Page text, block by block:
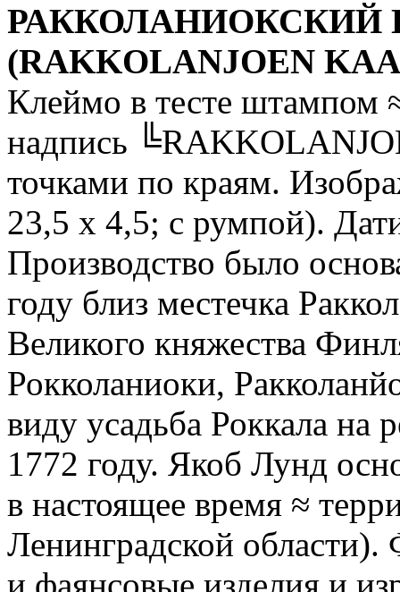
РАККОЛАНИОКСКИЙ
(RAKKOLANJOEN
Клеймо в тесте штампом
надпись
точками по краям.
23,5 х 4,5; с румпой).
Производство было
году близ местечка
Великого княжества
Рокколаниоки,
виду усадьба Роккала на
1772 году. Якоб Лунд
в настоящее время ≈
Ленинградской
и фаянсовые изделия и